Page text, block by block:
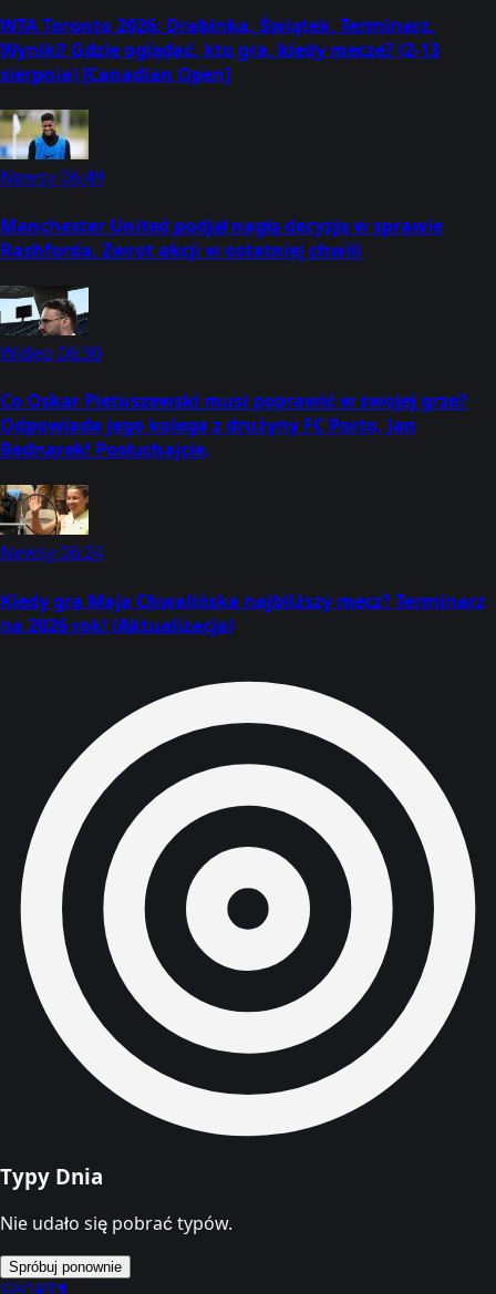
WTA Toronto 2026: Drabinka, Świątek, Terminarz,
Wyniki! Gdzie oglądać, kto gra, kiedy mecze? (2-13
sierpnia) [Canadian Open]
Newsy06:49
Manchester United podjął nagłą decyzję w sprawie
Rashforda. Zwrot akcji w ostatniej chwili
Wideo 06:30
Co Oskar Pietuszewski musi poprawić w swojej grze?
Odpowiada jego kolega z drużyny FC Porto, Jan
Bednarek! Posłuchajcie,
Newsy06:24
Kiedy gra Maja Chwalińska najbliższy mecz? Terminarz
na 2026 rok! (Aktualizacja)
Typy Dnia
Nie udało się pobrać typów.
Spróbuj ponownie